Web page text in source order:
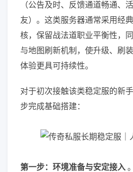
（公告及时、反馈通道畅通、
友）。这类服务器通常采用经
核，保留战法道职业平衡性，
与地图刷新机制，使升级、刷
体验更具可持续性。
对于初次接触该类稳定服的新
步完成基础搭建：
第一步：环境准备与安定接入